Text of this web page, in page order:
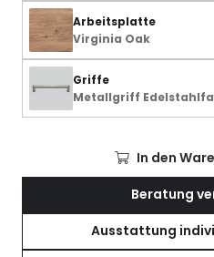
Arbeitsplatte
Virginia Oak
Griffe
Metallgriff
In den
Beratung
Ausstattung